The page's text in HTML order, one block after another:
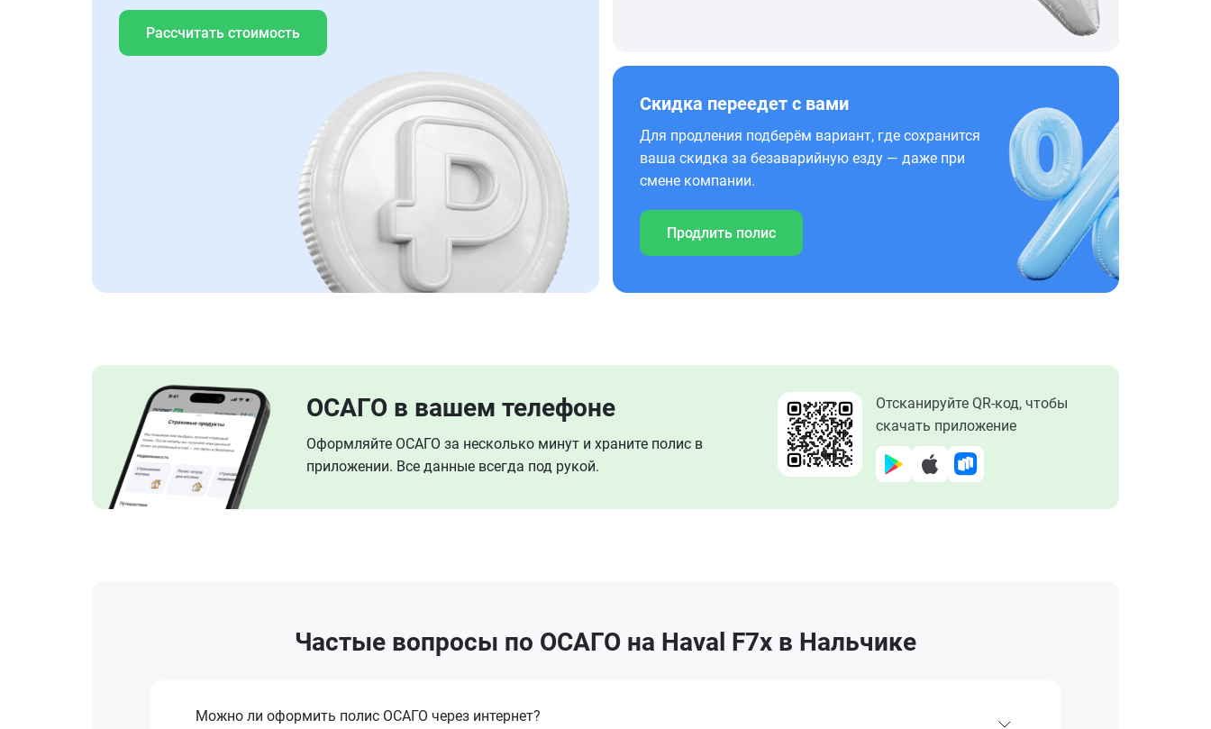
Рассчитать стоимость
Скидка переедет с вами
Для продления подберём вариант, где сохранится
ваша скидка за безаварийную езду — даже при
смене компании.
Продлить полис
ОСАГО в вашем телефоне
Оформляйте ОСАГО за несколько минут и храните полис в
приложении. Все данные всегда под рукой.
Отсканируйте QR-код, чтобы
скачать приложение
Частые вопросы по ОСАГО на Haval F7x в Нальчике
Можно ли оформить полис ОСАГО через интернет?